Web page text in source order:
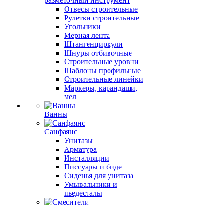
Отвесы строительные
Рулетки строительные
Угольники
Мерная лента
Штангенциркули
Шнуры отбивочные
Строительные уровни
Шаблоны профильные
Строительные линейки
Маркеры, карандаши,
мел
Ванны
Санфаянс
Унитазы
Арматура
Инсталляции
Писсуары и биде
Сиденья для унитаза
Умывальники и
пьедесталы